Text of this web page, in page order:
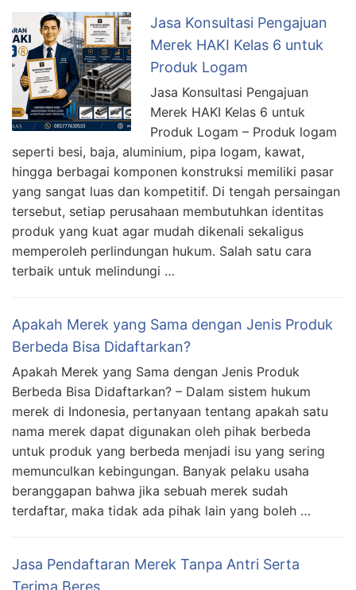
Jasa Konsultasi Pengajuan
Merek HAKI Kelas 6 untuk
Produk Logam
Jasa Konsultasi Pengajuan
Merek HAKI Kelas 6 untuk
Produk Logam – Produk logam
seperti besi, baja, aluminium, pipa logam, kawat,
hingga berbagai komponen konstruksi memiliki pasar
yang sangat luas dan kompetitif. Di tengah persaingan
tersebut, setiap perusahaan membutuhkan identitas
produk yang kuat agar mudah dikenali sekaligus
memperoleh perlindungan hukum. Salah satu cara
terbaik untuk melindungi …
Apakah Merek yang Sama dengan Jenis Produk
Berbeda Bisa Didaftarkan?
Apakah Merek yang Sama dengan Jenis Produk
Berbeda Bisa Didaftarkan? – Dalam sistem hukum
merek di Indonesia, pertanyaan tentang apakah satu
nama merek dapat digunakan oleh pihak berbeda
untuk produk yang berbeda menjadi isu yang sering
memunculkan kebingungan. Banyak pelaku usaha
beranggapan bahwa jika sebuah merek sudah
terdaftar, maka tidak ada pihak lain yang boleh …
Jasa Pendaftaran Merek Tanpa Antri Serta
Terima Beres